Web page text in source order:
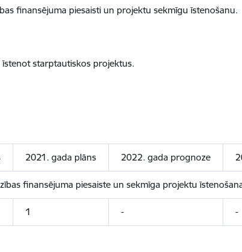
finansējuma piesaisti un projektu sekmīgu īstenošanu.
starptautiskos projektus.
2021. gada plāns 2022. gada prognoze
finansējuma piesaiste un sekmīga projektu
1 - -